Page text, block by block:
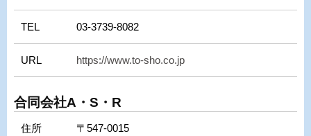
TEL 03-3739-8082
URL https://www.to-sho.co.jp
合同会社A・S・R
住所
〒547-0015